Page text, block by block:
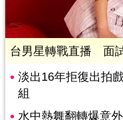
台男星轉戰直播 面
淡出16年拒復出拍
組
水中熱舞翻轉爆意